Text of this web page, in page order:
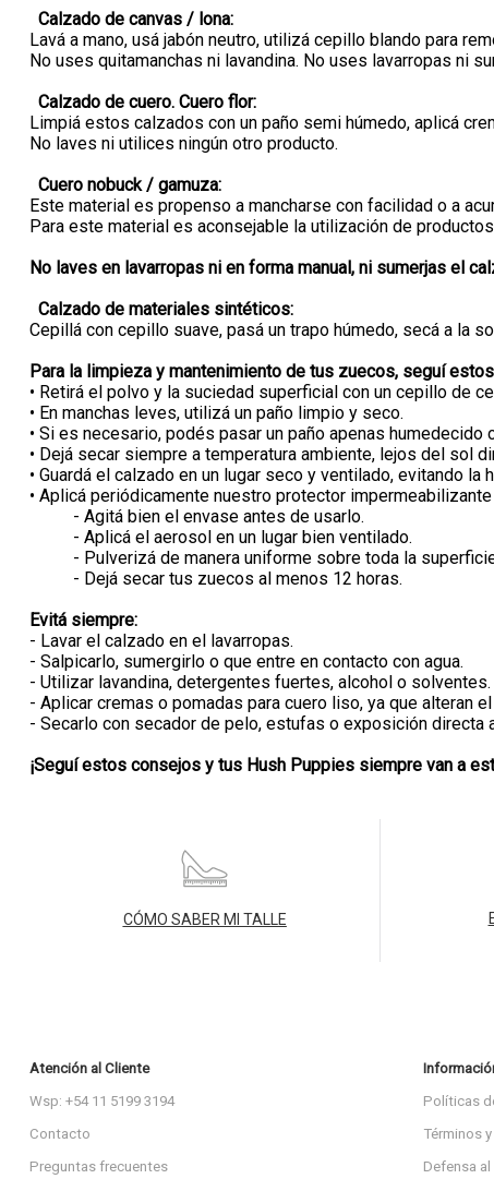
Calzado de canvas / lona:
Lavá a mano, usá jabón neutro, utilizá cepillo blando para
No uses quitamanchas ni lavandina. No uses lavarropas ni
Calzado de cuero. Cuero flor:
Limpiá estos calzados con un paño semi húmedo, aplicá
No laves ni utilices ningún otro producto.
Cuero nobuck / gamuza:
Este material es propenso a mancharse con facilidad o a
Para este material es aconsejable la utilización de
No laves en lavarropas ni en forma manual, ni sumerjas el
Calzado de materiales sintéticos:
Cepillá con cepillo suave, pasá un trapo húmedo, secá a la
Para la limpieza y mantenimiento de tus zuecos, seguí
• Retirá el polvo y la suciedad superficial con un cepillo de
• En manchas leves, utilizá un paño limpio y seco.
• Si es necesario, podés pasar un paño apenas
• Dejá secar siempre a temperatura ambiente, lejos del sol
• Guardá el calzado en un lugar seco y ventilado, evitando la
• Aplicá periódicamente nuestro protector
- Agitá bien el envase antes de usarlo.
- Aplicá el aerosol en un lugar bien ventilado.
- Pulverizá de manera uniforme sobre toda la
- Dejá secar tus zuecos al menos 12 horas.
Evitá siempre:
- Lavar el calzado en el lavarropas.
- Salpicarlo, sumergirlo o que entre en contacto con agua.
- Utilizar lavandina, detergentes fuertes, alcohol o solventes.
- Aplicar cremas o pomadas para cuero liso, ya que alteran
- Secarlo con secador de pelo, estufas o exposición directa
¡Seguí estos consejos y tus Hush Puppies siempre van a
CÓMO SABER MI TALLE
Atención al Cliente
Wsp: +54 11 5199 3194
Contacto
Preguntas frecuentes
Políticas
Términos
Defensa